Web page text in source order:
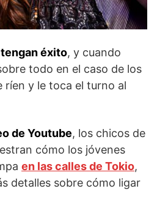
éxito, y cuando
todo en el caso de los
ríen y le toca el turno al
de Youtube, los chicos de
cómo los jóvenes
en las calles de Tokio,
detalles sobre cómo ligar